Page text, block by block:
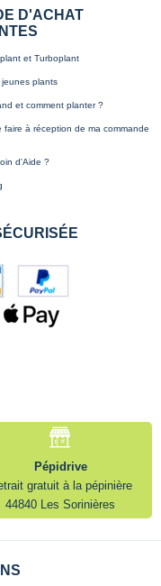
D'ACHAT
et Turboplant
jeunes plants
et comment planter ?
faire à réception de ma commande
d'Aide ?
Pépidrive
gratuit à la pépinière
44840 Les Sorinières